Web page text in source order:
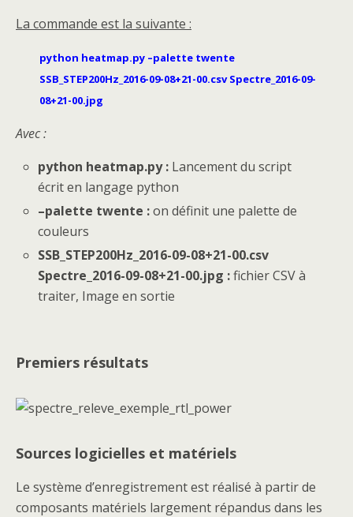
La commande est la suivante :
python heatmap.py –palette twente
SSB_STEP200Hz_2016-09-08+21-00.csv Spectre_2016-09-
08+21-00.jpg
Avec :
python heatmap.py : Lancement du script
écrit en langage python
–palette twente :on définit une palette de
couleurs
SSB_STEP200Hz_2016-09-08+21-00.csv
Spectre_2016-09-08+21-00.jpg :fichier CSV à
traiter, Image en sortie
Premiers résultats
Sources logicielles et matériels
Le système d’enregistrement est réalisé à partir de
composants matériels largement répandus dans les